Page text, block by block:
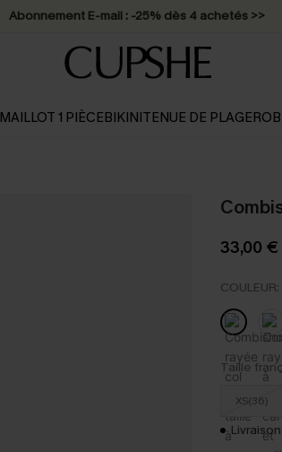
Abonnement E-mail : -25% dès 4 achetés >>
MAILLOT 1 PIÈCEBIKINITENUE DE PLAGE
33,00 €
COULEUR:
Taille
XS(36)